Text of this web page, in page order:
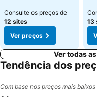
Consulte os preços de
12 sites
Ver preços
13
Ver todas
Tendência dos
Com base nos preços mais